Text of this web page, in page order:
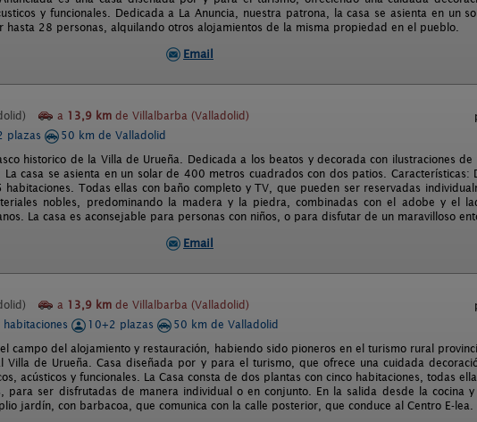
y funcionales. Dedicada a La Anuncia, nuestra patrona, la casa se asienta en un
hasta 28 personas, alquilando otros alojamientos de la misma propiedad en el pueblo.
Email
a 13,9 km de Villalbarba (Valladolid)
plazas
50 km de Valladolid
historico de la Villa de Urueña. Dedicada a los beatos y decorada con ilustraciones de
La casa se asienta en un solar de 400 metros cuadrados con dos patios. Características:
Todas ellas con baño completo y TV, que pueden ser reservadas
nobles, predominando la madera y la piedra, combinadas con el adobe y el
La casa es aconsejable para personas con niños, o para disfutar de un maravilloso
Email
a 13,9 km de Villalbarba (Valladolid)
10+2 plazas
50 km de Valladolid
campo del alojamiento y restauración, habiendo sido pioneros en el turismo rural
Villa de Urueña. Casa diseñada por y para el turismo, que ofrece una cuidada
acústicos y funcionales. La Casa consta de dos plantas con cinco habitaciones, todas
para ser disfrutadas de manera individual o en conjunto. En la salida desde la cocina
jardín, con barbacoa, que comunica con la calle posterior, que conduce al Centro E-lea.